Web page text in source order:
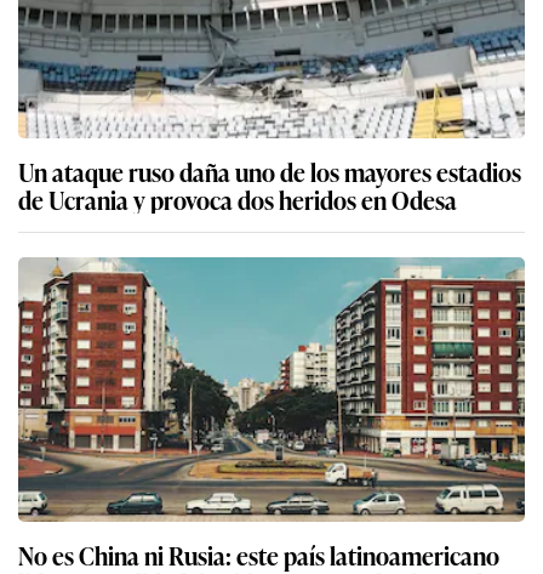
Un ataque ruso daña uno de los mayores estadios
de Ucrania y provoca dos heridos en Odesa
No es China ni Rusia: este país latinoamericano